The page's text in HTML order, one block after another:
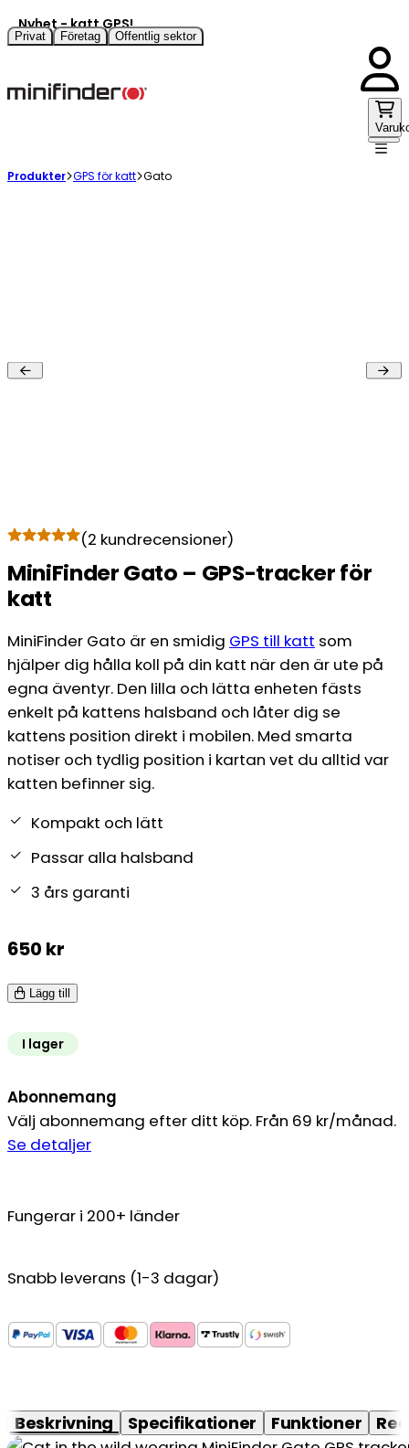
Privat Företag Offentlig sektor
Produkter GPS för katt Gato
Nyhet - katt GPS!
(2 kundrecensioner)
MiniFinder Gato – GPS-tracker för
katt
MiniFinder Gato är en smidig GPS till katt som
hjälper dig hålla koll på din katt när den är ute på
egna äventyr. Den lilla och lätta enheten fästs
enkelt på kattens halsband och låter dig se
kattens position direkt i mobilen. Med smarta
notiser och tydlig position i kartan vet du alltid var
katten befinner sig.
Kompakt och lätt
Passar alla halsband
3 års garanti
650 kr
Lägg till
I lager
Abonnemang
Välj abonnemang efter ditt köp. Från 69 kr/månad.
Se detaljer
Fungerar i 200+ länder
Snabb leverans (1-3 dagar)
Beskrivning Specifikationer Funktioner